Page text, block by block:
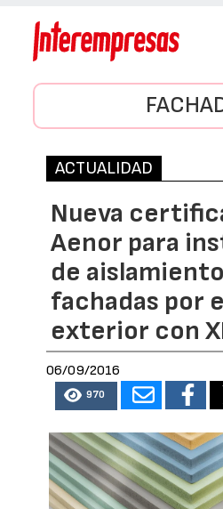
ACTUALIDAD
Nueva
Aenor para
de
fachadas por
exterior con
06/09/2016
970